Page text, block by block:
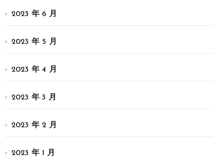
2023 年 6 月
2023 年 5 月
2023 年 4 月
2023 年 3 月
2023 年 2 月
2023 年 1 月